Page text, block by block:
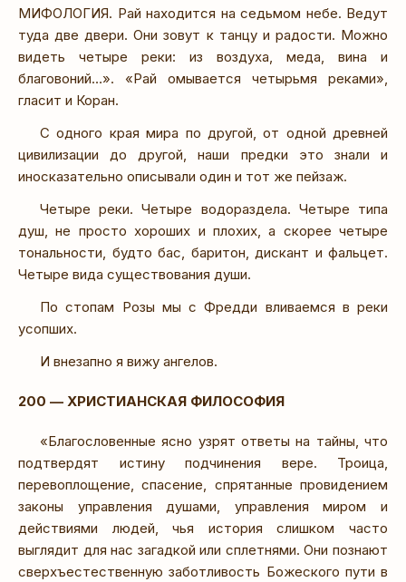
МИФОЛОГИЯ. Рай находится на седьмом небе. Ведут
туда две двери. Они зовут к танцу и радости. Можно
видеть четыре реки: из воздуха, меда, вина и
благовоний…». «Рай омывается четырьмя реками»,
гласит и Коран.
С одного края мира по другой, от одной древней
цивилизации до другой, наши предки это знали и
иносказательно описывали один и тот же пейзаж.
Четыре реки. Четыре водораздела. Четыре типа
душ, не просто хороших и плохих, а скорее четыре
тональности, будто бас, баритон, дискант и фальцет.
Четыре вида существования души.
По стопам Розы мы с Фредди вливаемся в реки
усопших.
И внезапно я вижу ангелов.
200 — ХРИСТИАНСКАЯ ФИЛОСОФИЯ
«Благословенные ясно узрят ответы на тайны, что
подтвердят истину подчинения вере. Троица,
перевоплощение, спасение, спрятанные провидением
законы управления душами, управления миром и
действиями людей, чья история слишком часто
выглядит для нас загадкой или сплетнями. Они познают
сверхъестественную заботливость Божеского пути в